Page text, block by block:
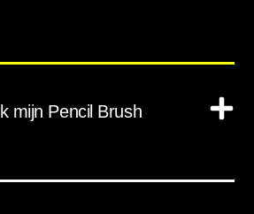
mijn Pencil Brush